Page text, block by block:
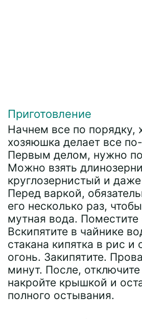
Приготовление
Начнем все по порядку,
хозяюшка делает все
Первым делом, нужно
Можно взять
круглозернистый и
Перед варкой,
его несколько раз,
мутная вода.
Вскипятите в чайнике
стакана кипятка в рис и
огонь. Закипятите.
минут. После, отключите
накройте крышкой и
полного остывания.